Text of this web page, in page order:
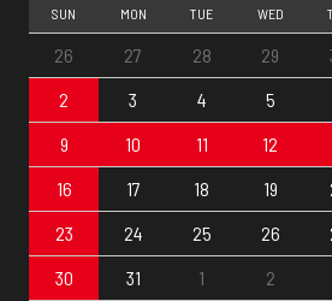
SUN MON TUE WED
26 27 28 29
2
3 4 5
9
10 11 12
16
17 18 19
23
24 25 26
30
31 1 2